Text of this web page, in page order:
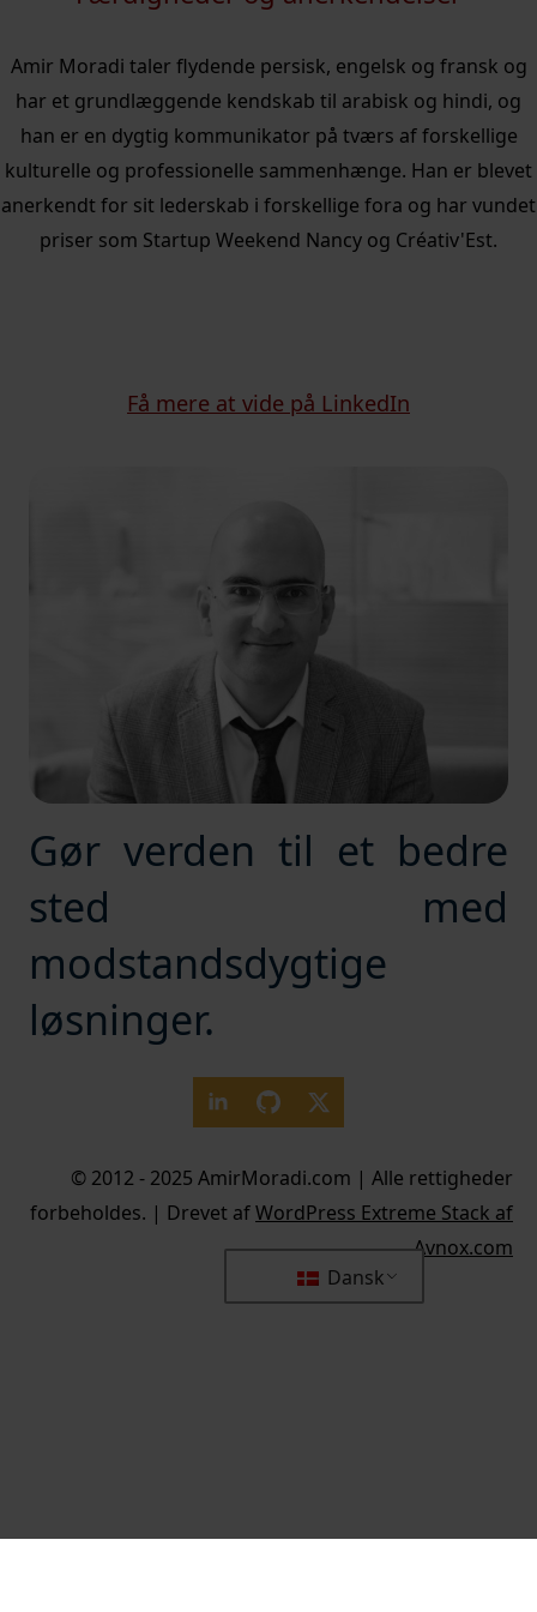
Gør verden til et bedre
sted med
modstandsdygtige
løsninger.
Amir Moradi taler flydende persisk, engelsk og fransk og
har et grundlæggende kendskab til arabisk og hindi, og
han er en dygtig kommunikator på tværs af forskellige
kulturelle og professionelle sammenhænge. Han er blevet
anerkendt for sit lederskab i forskellige fora og har vundet
priser som Startup Weekend Nancy og Créativ'Est.
Få mere at vide på LinkedIn
© 2012 - 2025 AmirMoradi.com | Alle rettigheder
forbeholdes. | Drevet afWordPress Extreme Stack af
Avnox.com
Dansk